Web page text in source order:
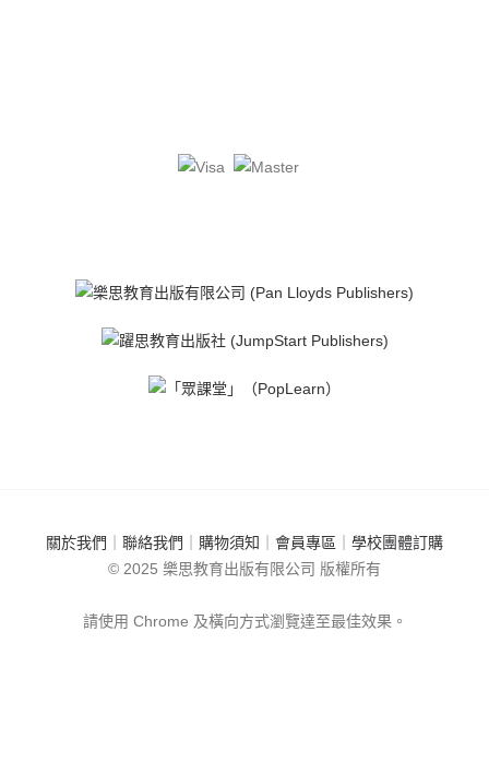
關於我們 聯絡我們 購物須知 會員專區
學校團體訂購
© 2025 樂思教育出版有限公司 版權所有
請使用 Chrome 及橫向方式瀏覽達至最佳效果。